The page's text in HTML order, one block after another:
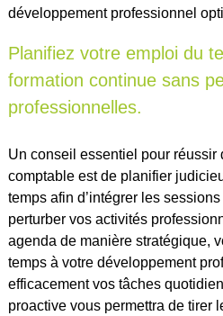
développement professionnel
Planifiez votre emploi du
formation continue sans
professionnelles.
Un conseil essentiel pour réussir
comptable est de planifier
temps afin d’intégrer les
perturber vos activités
agenda de manière stratégique,
temps à votre développement
efficacement vos tâches
proactive vous permettra de tirer